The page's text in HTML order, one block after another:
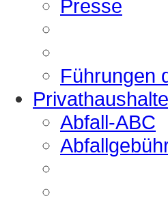
Presse
Führungen
Privathaushalte
Abfall-ABC